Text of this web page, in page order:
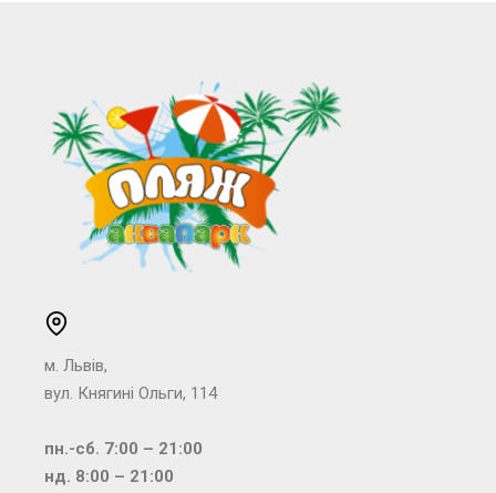
м. Львів,
вул. Княгині Ольги, 114
пн.-сб. 7:00 – 21:00
нд. 8:00 – 21:00